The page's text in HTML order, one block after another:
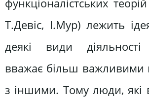
функціоналістських
Т.Девіс, І.Мур) лежить
деякі види діяльності
вважає більш важливими
з іншими. Тому люди, які